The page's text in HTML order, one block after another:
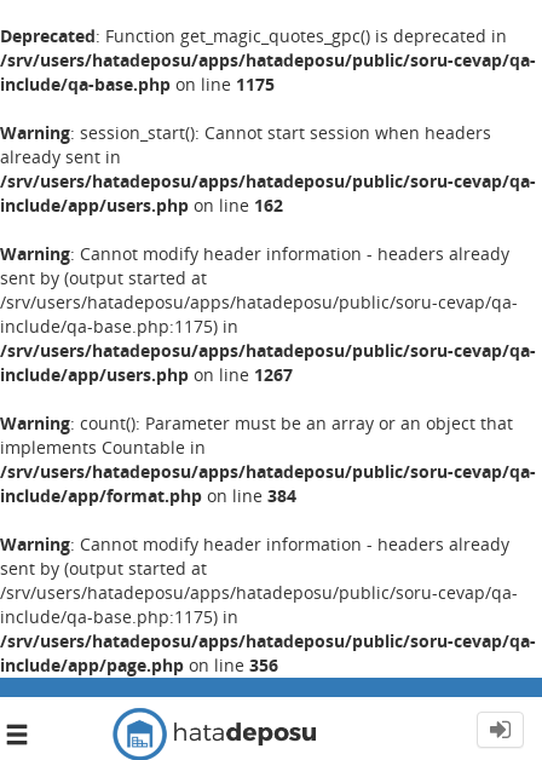
Deprecated: Function get_magic_quotes_gpc() is deprecated in
/srv/users/hatadeposu/apps/hatadeposu/public/soru-cevap/qa-
include/qa-base.php on line 1175
Warning: session_start(): Cannot start session when headers
already sent in
/srv/users/hatadeposu/apps/hatadeposu/public/soru-cevap/qa-
include/app/users.php on line 162
Warning: Cannot modify header information - headers already
sent by (output started at
/srv/users/hatadeposu/apps/hatadeposu/public/soru-cevap/qa-
include/qa-base.php:1175) in
/srv/users/hatadeposu/apps/hatadeposu/public/soru-cevap/qa-
include/app/users.php on line 1267
Warning: count(): Parameter must be an array or an object that
implements Countable in
/srv/users/hatadeposu/apps/hatadeposu/public/soru-cevap/qa-
include/app/format.php on line 384
Warning: Cannot modify header information - headers already
sent by (output started at
/srv/users/hatadeposu/apps/hatadeposu/public/soru-cevap/qa-
include/qa-base.php:1175) in
/srv/users/hatadeposu/apps/hatadeposu/public/soru-cevap/qa-
include/app/page.php on line 356
Toggle